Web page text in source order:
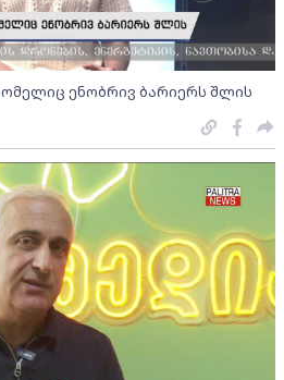
ენობრივ ბარიერს შლის